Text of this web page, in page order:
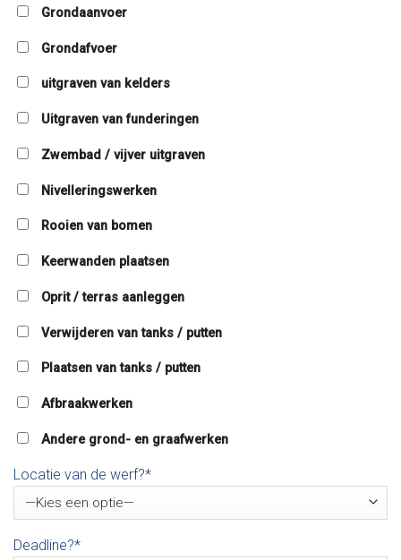
Grondaanvoer
Grondafvoer
uitgraven van kelders
Uitgraven van funderingen
Zwembad / vijver uitgraven
Nivelleringswerken
Rooien van bomen
Keerwanden plaatsen
Oprit / terras aanleggen
Verwijderen van tanks / putten
Plaatsen van tanks / putten
Afbraakwerken
Andere grond- en graafwerken
Locatie van de werf?*
Deadline?*